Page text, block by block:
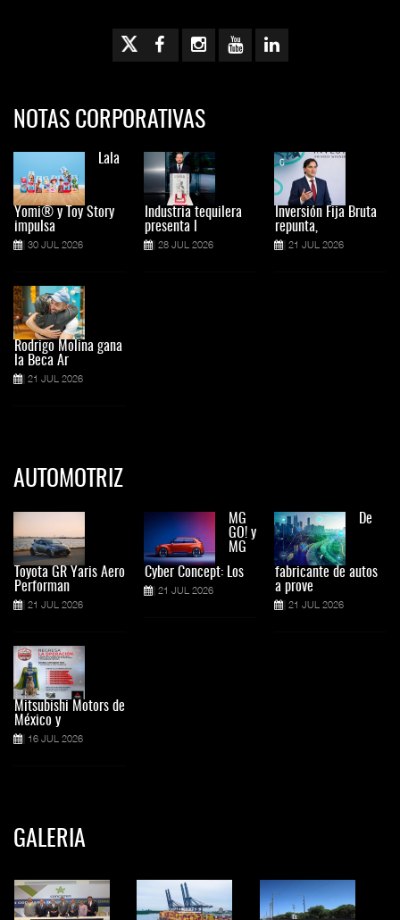
NOTAS CORPORATIVAS
Lala
Yomi® y Toy Story
impulsa
30 JUL 2026
Rodrigo Molina gana
la Beca Ar
21 JUL 2026
Industria tequilera
presenta l
28 JUL 2026
Inversión Fija Bruta
repunta,
21 JUL 2026
AUTOMOTRIZ
Toyota GR Yaris Aero
Performan
21 JUL 2026
Mitsubishi Motors de
México y
16 JUL 2026
MG
GO! y
MG
Cyber Concept: Los
21 JUL 2026
De
fabricante de autos
a prove
21 JUL 2026
GALERIA